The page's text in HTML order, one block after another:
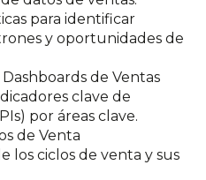
para identificar
y oportunidades de
de Ventas
clave de
por áreas clave.
de Venta
los ciclos de venta y sus